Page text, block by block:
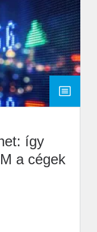
így
a cégek